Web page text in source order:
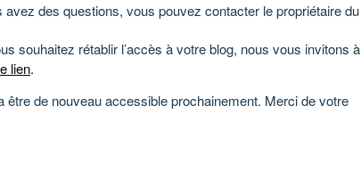
avez des questions, vous pouvez contacter le propriétaire du
souhaitez rétablir l’accès à votre blog, nous vous invitons à
lien.
être de nouveau accessible prochainement. Merci de votre